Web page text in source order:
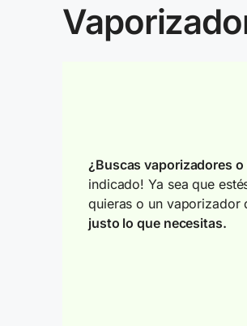
¿Buscas vaporizadores
indicado! Ya sea que
quieras o un vaporizador
justo lo que necesitas.